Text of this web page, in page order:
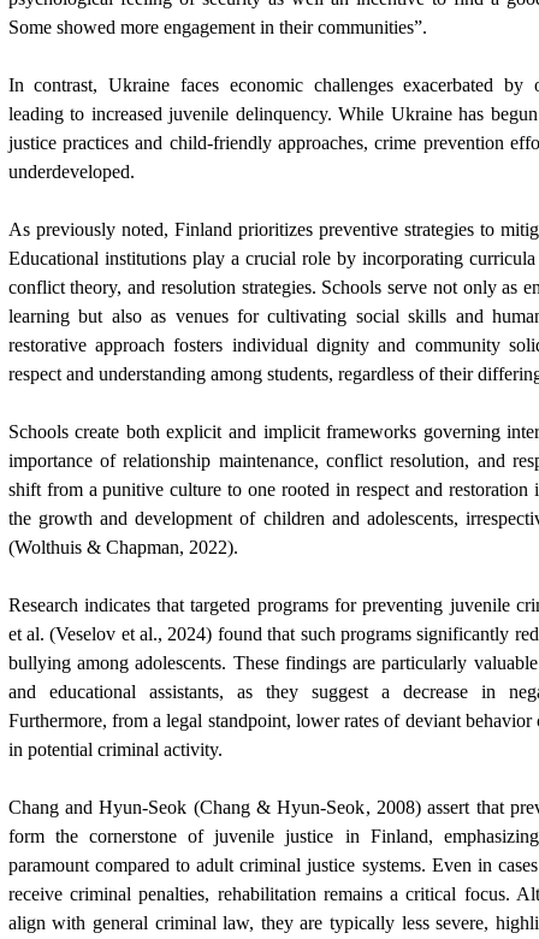
Some showed more engagement in their communities”.
In contrast, Ukraine faces economic challenges exacerbated by
leading to increased juvenile delinquency. While Ukraine has
justice practices and child-friendly approaches, crime prevention
underdeveloped.
As previously noted, Finland prioritizes preventive strategies to
Educational institutions play a crucial role by incorporating
conflict theory, and resolution strategies. Schools serve not only as
learning but also as venues for cultivating social skills and
restorative approach fosters individual dignity and community
respect and understanding among students, regardless of their
Schools create both explicit and implicit frameworks governing
importance of relationship maintenance, conflict resolution, and
shift from a punitive culture to one rooted in respect and restoration
the growth and development of children and adolescents,
(Wolthuis & Chapman, 2022).
Research indicates that targeted programs for preventing juvenile
et al.(Veselov et al., 2024) found that such programs significantly
bullying among adolescents. These findings are particularly
and educational assistants, as they suggest a decrease in
Furthermore, from a legal standpoint, lower rates of deviant
in potential criminal activity.
Chang and Hyun-Seok (Chang& Hyun-Seok, 2008)assert that
form the cornerstone of juvenile justice in Finland,
paramount compared to adult criminal justice systems. Even in
receive criminal penalties, rehabilitation remains a critical focus.
align with general criminal law, they are typically less severe,